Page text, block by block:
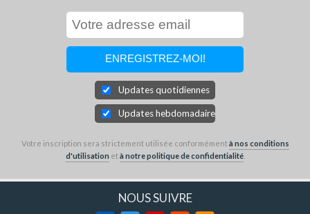
Updates quotidiennes
Updates hebdomadaires
Votre inscription sera strictement utilisée conformémentà nos conditions
d'utilisation età notre politique de confidentialité.
NOUS SUIVRE